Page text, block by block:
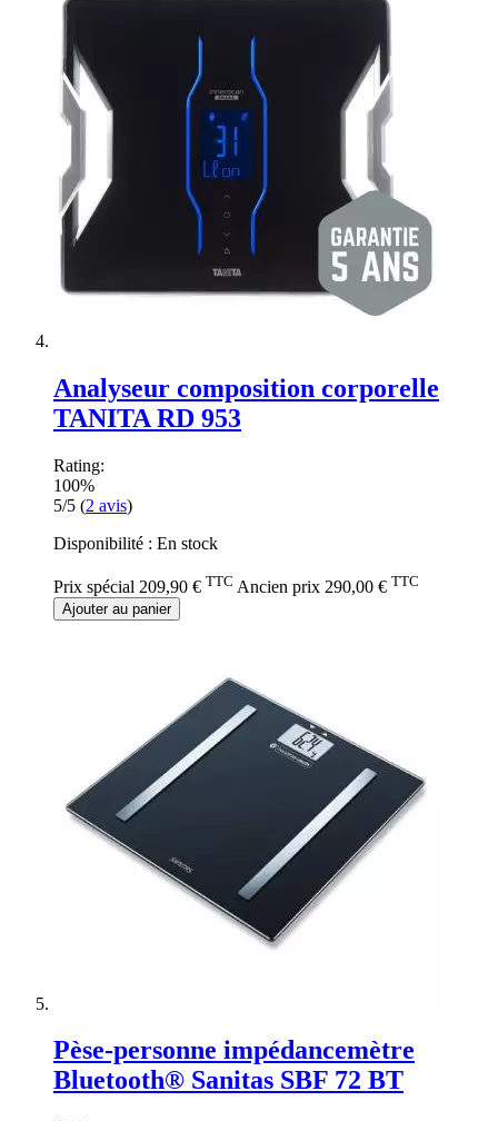
Analyseur composition corporelle
TANITA RD 953
Rating:
100%
5/5 (2 avis)
Disponibilité : En stock
Prix spécial 209,90 € TTC Ancien prix 290,00 € TTC
Ajouter au panier
Pèse-personne impédancemètre
Bluetooth® Sanitas SBF 72 BT